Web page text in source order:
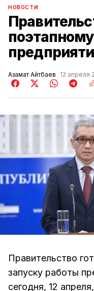
НОВОСТИ
Азамат Айтбаев 12 апреля
Правительство
запуску работы
сегодня, 12